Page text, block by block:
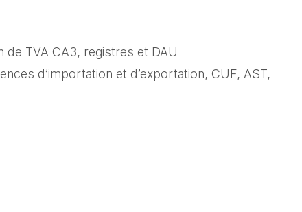
de TVA CA3, registres et DAU
d’importation et d’exportation, CUF, AST,